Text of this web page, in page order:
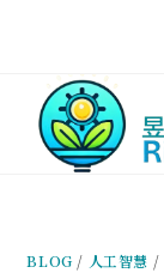
BLOG / 人工智慧 /